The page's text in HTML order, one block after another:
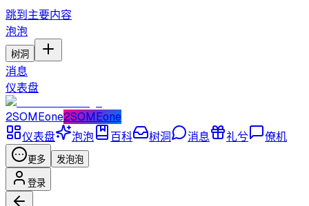
跳到主要内容
泡泡
树洞
消息
仪表盘
2SOMEone2SOMEone
仪表盘
泡泡 百科 树洞 消息 礼兮 僚机
更多 发泡泡
登录